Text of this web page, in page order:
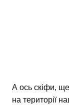
А ось скіфи,
на території